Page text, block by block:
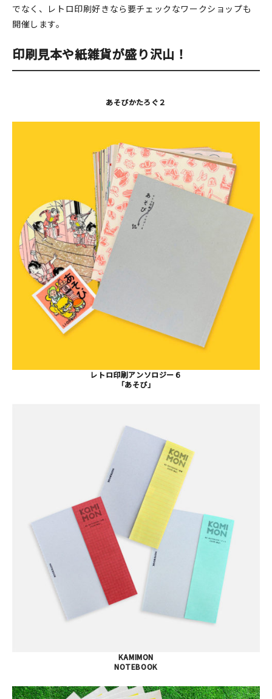
おすすめ特集
読みもの
イベント・ワークショップ
マイアカウント
カートを見る
お買い物ガイド
よくある質問
でなく、レトロ印刷好きなら要チェックなワークショップも
開催します。
印刷見本や紙雑貨が盛り沢山！
あそびかたろぐ２
レトロ印刷アンソロジー６
「あそび」
KAMIMON
NOTEBOOK